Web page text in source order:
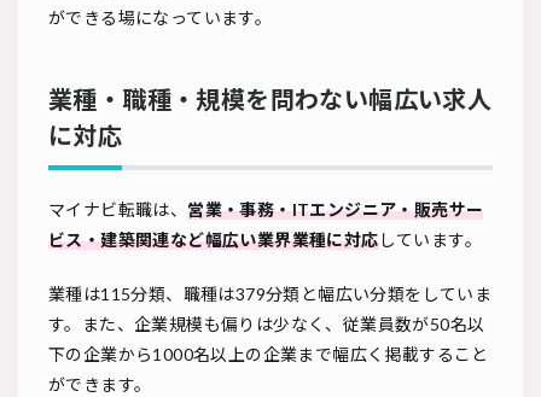
ができる場になっています。
業種・職種・規模を問わない幅広い求人
に対応
マイナビ転職は、営業・事務・ITエンジニア・販売サー
ビス・建築関連など幅広い業界業種に対応しています。
業種は115分類、職種は379分類と幅広い分類をしていま
す。また、企業規模も偏りは少なく、従業員数が50名以
下の企業から1000名以上の企業まで幅広く掲載すること
ができます。